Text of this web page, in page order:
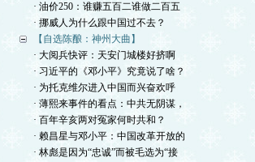
· 油价250：谁赚五百二谁做二百五
· 挪威人为什么跟中国过不去？
【自选陈酿：神州大曲】
· 大阅兵快评：天安门城楼好挤啊
· 习近平的《邓小平》究竟说了啥？
· 为托克维尔进入中国而兴奋欢呼
· 薄熙来事件的看点：中共无阴谋，
· 百年辛亥两对冤家何时共和？
· 赖昌星与邓小平：中国改革开放的
· 林彪是因为“忠诚”而被毛选为“接